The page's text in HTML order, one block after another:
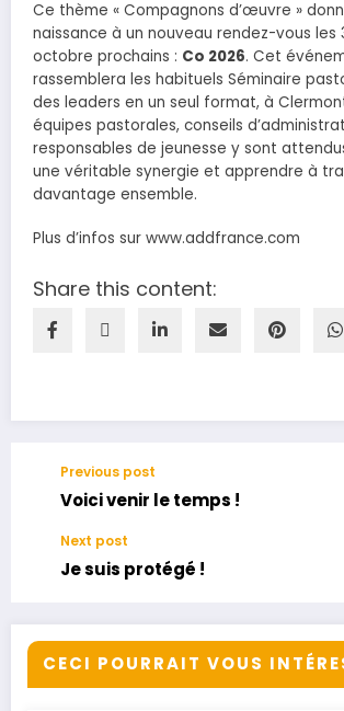
Ce thème « Compagnons d’œuvre »
naissance à un nouveau rendez-vous les
octobre prochains : Co 2026. Cet
rassemblera les habituels Séminaire
des leaders en un seul format, à
équipes pastorales, conseils
responsables de jeunesse y sont
une véritable synergie et apprendre à
davantage ensemble.
Plus d’infos sur www.addfrance.com
Share this content:
Previous post
Voici venir le temps !
Next post
Je suis protégé !
CECI POURRAIT VOUS